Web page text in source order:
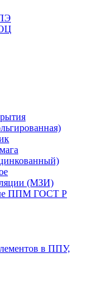
(МЗИ)
ППМ ГОСТ Р
в ППУ,